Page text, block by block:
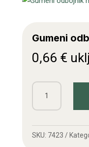
Gumeni
0,66 €
Gumeni
odbojnik
C360
količina
SKU: 7423